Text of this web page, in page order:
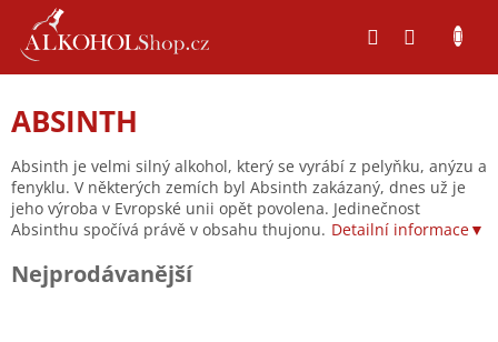
obsah
ABSINTH
Absinth je velmi silný alkohol, který se vyrábí z pelyňku, anýzu a
fenyklu. V některých zemích byl Absinth zakázaný, dnes už je
jeho výroba v Evropské unii opět povolena. Jedinečnost
Absinthu spočívá právě v obsahu thujonu. Detailní informace▼
Nejprodávanější